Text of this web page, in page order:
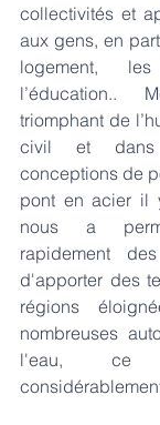
collectivités et
aux gens, en
logement,
l’éducation..
triomphant de
civil et
conceptions de
pont en acier il
nous a
rapidement
d'apporter des
régions
nombreuses
l'eau, ce